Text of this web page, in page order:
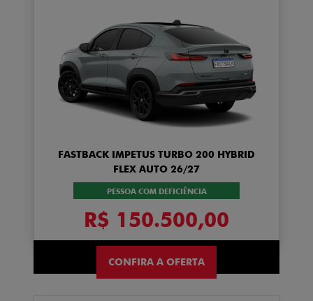
FASTBACK IMPETUS TURBO 200 HYBRID
FLEX AUTO 26/27
PESSOA COM DEFICIÊNCIA
R$ 150.500,00
CONFIRA A OFERTA